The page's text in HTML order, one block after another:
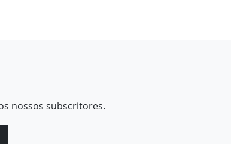
nossos subscritores.